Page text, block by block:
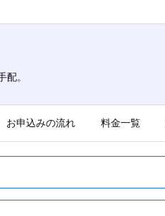
。
お申込みの流れ 料金一覧